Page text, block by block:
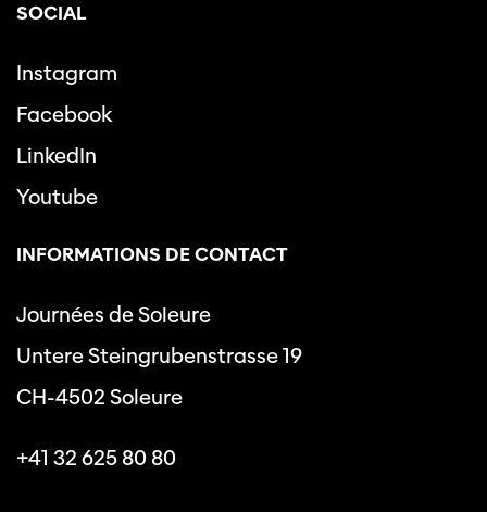
SOCIAL
Instagram
Facebook
LinkedIn
Youtube
INFORMATIONS DE CONTACT
Journées de Soleure
Untere Steingrubenstrasse 19
CH-4502 Soleure
+41 32 625 80 80